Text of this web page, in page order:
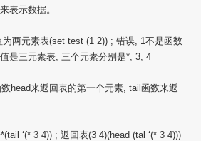
表示数据。
两元素表(set test (1 2)) ; 错误, 1不是函数
是三元素表, 三个元素分别是*, 3, 4
head来返回表的第一个元素, tail函数来返
‘(* 3 4)) ; 返回表(3 4)(head (tal ‘(* 3 4)))